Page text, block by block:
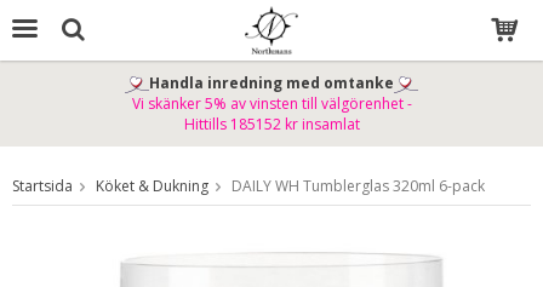
Produkten har blivit tillagd i varukorgen
Handla inredning med omtanke
Vi skänker 5% av vinsten till välgörenhet -
Hittills 185152 kr insamlat
Startsida Köket & Dukning DAILY WH Tumblerglas 320ml 6-pack